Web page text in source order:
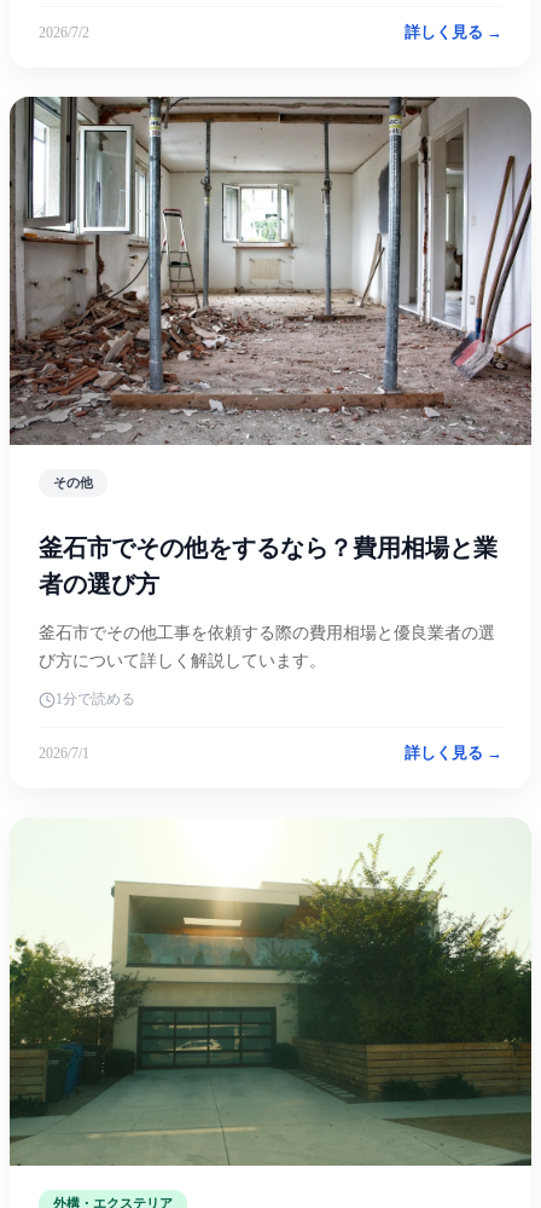
2026/7/2 詳しく見る →
その他
釜石市でその他をするなら？費用相場と業
者の選び方
釜石市でその他工事を依頼する際の費用相場と優良業者の選
び方について詳しく解説しています。
1分で読める
2026/7/1 詳しく見る →
外構・エクステリア